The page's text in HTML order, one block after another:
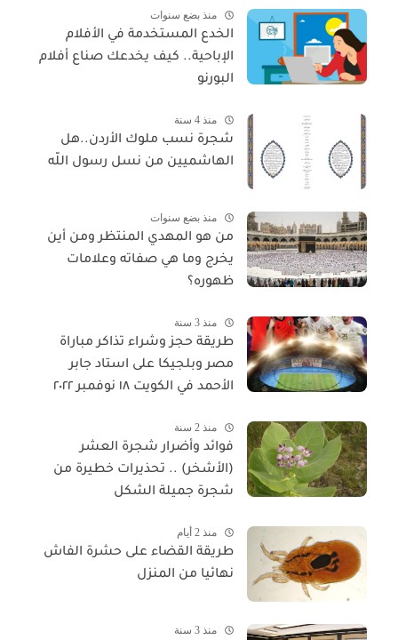
منذ بضع سنوات
الخدع المستخدمة في الأفلام
الإباحية.. كيف يخدعك صناع أفلام
البورنو
منذ 4 سنة
شجرة نسب ملوك الأردن..هل
الهاشميين من نسل رسول اللّه
منذ بضع سنوات
من هو المهدي المنتظر ومن أين
يخرج وما هي صفاته وعلامات
ظهوره؟
منذ 3 سنة
طريقة حجز وشراء تذاكر مباراة
مصر وبلجيكا على استاد جابر
الأحمد في الكويت ١٨ نوفمبر ٢٠٢٢
منذ 2 سنة
فوائد وأضرار شجرة العشر
(الأشخر) .. تحذيرات خطيرة من
شجرة جميلة الشكل
منذ 2 أيام
طريقة القضاء على حشرة الفاش
نهائيا من المنزل
منذ 3 سنة